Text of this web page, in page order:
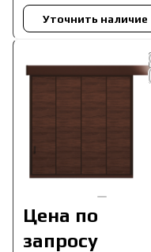
Уточнить наличие
Цена по
запросу